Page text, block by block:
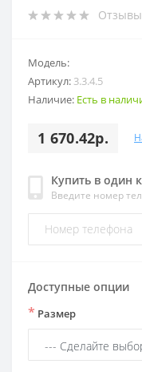
Модель:
Артикул: 3.3.4.5
Наличие: Есть в
1 670.42р.
Купить в один
Введите номер
Доступные опции
* Размер